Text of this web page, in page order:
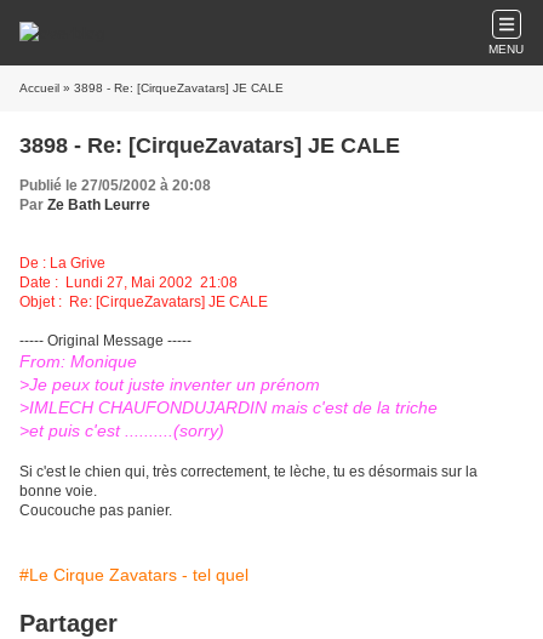
MENU
Accueil » 3898 - Re: [CirqueZavatars] JE CALE
3898 - Re: [CirqueZavatars] JE CALE
Publié le 27/05/2002 à 20:08
Par Ze Bath Leurre
De : La Grive
Date : Lundi 27, Mai 2002 21:08
Objet : Re: [CirqueZavatars] JE CALE
----- Original Message -----
From: Monique
>Je peux tout juste inventer un prénom
>IMLECH CHAUFONDUJARDIN mais c'est de la triche
>et puis c'est ..........(sorry)
Si c'est le chien qui, très correctement, te lèche, tu es désormais sur la
bonne voie.
Coucouche pas panier.
#Le Cirque Zavatars - tel quel
Partager